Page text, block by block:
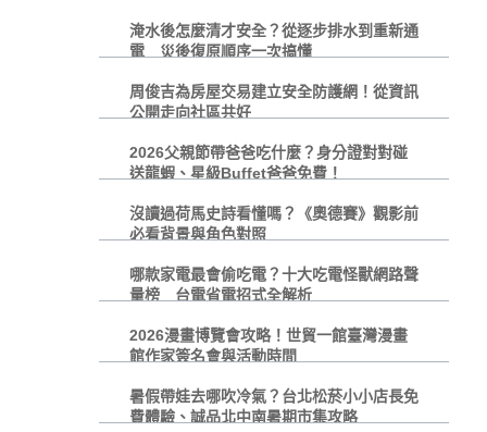
淹水後怎麼清才安全？從逐步排水到重新通
電 災後復原順序一次搞懂
周俊吉為房屋交易建立安全防護網！從資訊
公開走向社區共好
2026父親節帶爸爸吃什麼？身分證對對碰
送龍蝦、星級Buffet爸爸免費！
沒讀過荷馬史詩看懂嗎？《奧德賽》觀影前
必看背景與角色對照
哪款家電最會偷吃電？十大吃電怪獸網路聲
量榜 台電省電招式全解析
2026漫畫博覽會攻略！世貿一館臺灣漫畫
館作家簽名會與活動時間
暑假帶娃去哪吹冷氣？台北松菸小小店長免
費體驗、誠品北中南暑期市集攻略